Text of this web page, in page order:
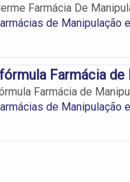
Farmácia De
de Manipulação
Farmácia de
Farmácia de
de Manipulação